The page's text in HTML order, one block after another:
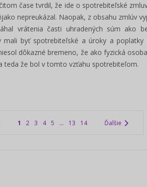
čase tvrdil, že ide o spotrebiteľské
nepreukázal. Naopak, z obsahu zmlúv
vrátenia časti uhradených súm ako
mali byť spotrebiteľské a úroky a poplatky
dôkazné bremeno, že ako fyzická
teda že bol v tomto vzťahu spotrebiteľom.
1 2 3 4 5 ... 13 14 Ďalšie